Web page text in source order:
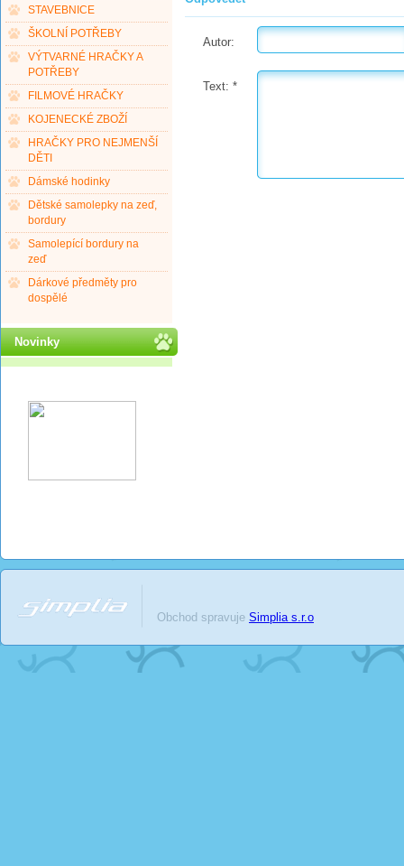
STAVEBNICE
ŠKOLNÍ POTŘEBY
VÝTVARNÉ HRAČKY A
POTŘEBY
FILMOVÉ HRAČKY
KOJENECKÉ ZBOŽÍ
HRAČKY PRO NEJMENŠÍ
DĚTI
Dámské hodinky
Dětské samolepky na zeď,
bordury
Samolepící bordury na
zeď
Dárkové předměty pro
dospělé
Novinky
Autor:
Text: *
Obchod spravuje Simplia s.r.o